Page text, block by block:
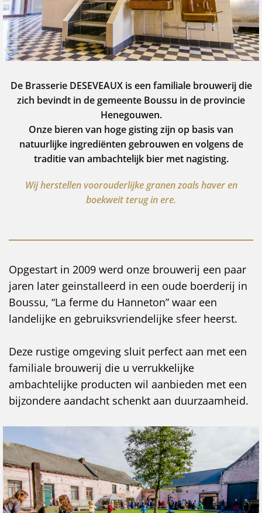
De Brasserie DESEVEAUX is een familiale brouwerij die
zich bevindt in de gemeente Boussu in de provincie
Henegouwen.
Onze bieren van hoge gisting zijn op basis van
natuurlijke ingrediënten gebrouwen en volgens de
traditie van ambachtelijk bier met nagisting.
Wij herstellen voorouderlijke granen zoals haver en
boekweit terug in ere.
Opgestart in 2009 werd onze brouwerij een paar
jaren later geinstalleerd in een oude boerderij in
Boussu, “La ferme du Hanneton” waar een
landelijke en gebruiksvriendelijke sfeer heerst.
Deze rustige omgeving sluit perfect aan met een
familiale brouwerij die u verrukkelijke
ambachtelijke producten wil aanbieden met een
bijzondere aandacht schenkt aan duurzaamheid.